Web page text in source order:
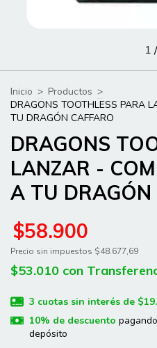
1 /
Inicio > Productos >
DRAGONS TOOTHLESS PARA
TU DRAGÓN CAFFARO
DRAGONS
LANZAR -
A TU DRAGÓN
$58.900
Precio sin impuestos $48.677,69
$53.010 con
3 cuotas sin interés de
10% de descuento
depósito